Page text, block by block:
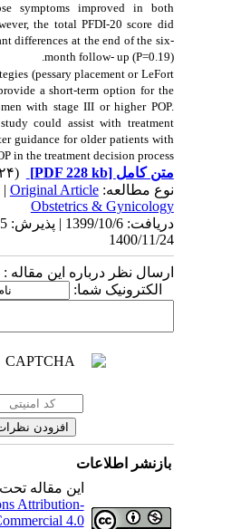
symptoms improved in both
the total PFDI-20 score did
differences at the end of the six-
month follow- up (P=0.19
(pessary placement or LeFort
provide a short-term option for the
with stage III or higher POP.
studycould assist with treatment
guidance for older patients with
in the treatment decision process.
متن کامل[PDF 228 kb]
نوع مطالعه:Original Article
|
Obstetrics & Gynicology
1400/11/24
ارسال نظر درباره این مقاله :
الکترونیک شما:
بازنشر اطلاعات
این مقاله
Attribution-
4.0